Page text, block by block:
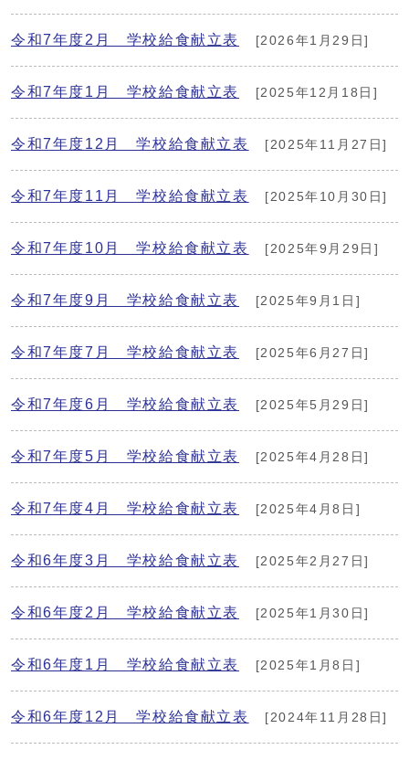
令和7年度2月 学校給食献立表 [2026年1月29日]
令和7年度1月 学校給食献立表 [2025年12月18日]
令和7年度12月 学校給食献立表 [2025年11月27日]
令和7年度11月 学校給食献立表 [2025年10月30日]
令和7年度10月 学校給食献立表 [2025年9月29日]
令和7年度9月 学校給食献立表 [2025年9月1日]
令和7年度7月 学校給食献立表 [2025年6月27日]
令和7年度6月 学校給食献立表 [2025年5月29日]
令和7年度5月 学校給食献立表 [2025年4月28日]
令和7年度4月 学校給食献立表 [2025年4月8日]
令和6年度3月 学校給食献立表 [2025年2月27日]
令和6年度2月 学校給食献立表 [2025年1月30日]
令和6年度1月 学校給食献立表 [2025年1月8日]
令和6年度12月 学校給食献立表 [2024年11月28日]